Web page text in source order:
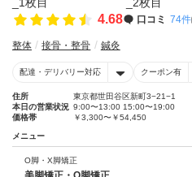
4.68 口コミ 74件
整体 接骨・整骨 鍼灸
配達・デリバリー対応 クーポン有
住所
東京都世田谷区新町3−21−1
本日の営業状況 9:00〜13:00 15:00〜19:00
価格帯
￥3,300〜￥54,450
メニュー
O脚・X脚矯正